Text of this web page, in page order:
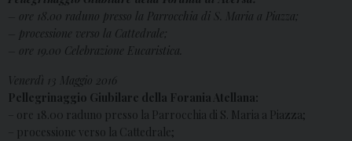
– ore 18.00 raduno presso la Parrocchia di S. Maria a Piazza;
– processione verso la Cattedrale;
– ore 19.00 Celebrazione Eucaristica.
Venerdì 13 Maggio 2016
Pellegrinaggio Giubilare della Forania Atellana:
– ore 18.00 raduno presso la Parrocchia di S. Maria a Piazza;
– processione verso la Cattedrale;